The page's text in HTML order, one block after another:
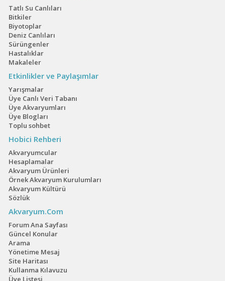
Tatlı Su Canlıları
Bitkiler
Biyotoplar
Deniz Canlıları
Sürüngenler
Hastalıklar
Makaleler
Etkinlikler ve Paylaşımlar
Yarışmalar
Üye Canlı Veri Tabanı
Üye Akvaryumları
Üye Blogları
Toplu sohbet
Hobici Rehberi
Akvaryumcular
Hesaplamalar
Akvaryum Ürünleri
Örnek Akvaryum Kurulumları
Akvaryum Kültürü
Sözlük
Akvaryum.Com
Forum Ana Sayfası
Güncel Konular
Arama
Yönetime Mesaj
Site Haritası
Kullanma Kılavuzu
Üye Listesi